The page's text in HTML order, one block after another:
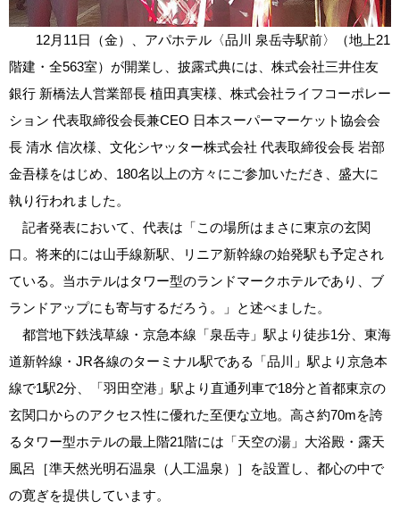
12月11日（金）、アパホテル〈品川 泉岳寺駅前〉（地上21
階建・全563室）が開業し、披露式典には、株式会社三井住友
銀行 新橋法人営業部長 植田真実様、株式会社ライフコーポレー
ション 代表取締役会長兼CEO 日本スーパーマーケット協会会
長 清水 信次様、文化シヤッター株式会社 代表取締役会長 岩部
金吾様をはじめ、180名以上の方々にご参加いただき、盛大に
執り行われました。
記者発表において、代表は「この場所はまさに東京の玄関
口。将来的には山手線新駅、リニア新幹線の始発駅も予定され
ている。当ホテルはタワー型のランドマークホテルであり、ブ
ランドアップにも寄与するだろう。」と述べました。
都営地下鉄浅草線・京急本線「泉岳寺」駅より徒歩1分、東海
道新幹線・JR各線のターミナル駅である「品川」駅より京急本
線で1駅2分、「羽田空港」駅より直通列車で18分と首都東京の
玄関口からのアクセス性に優れた至便な立地。高さ約70mを誇
るタワー型ホテルの最上階21階には「天空の湯」大浴殿・露天
風呂［準天然光明石温泉（人工温泉）］を設置し、都心の中で
の寛ぎを提供しています。